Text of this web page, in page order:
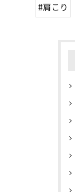
#肩こり